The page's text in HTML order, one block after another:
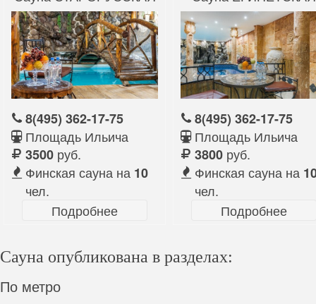
8(495) 362-17-75
Площадь Ильича
3500 руб.
Финская сауна на 10
чел.
Подробнее
8(495) 362-17-75
Площадь Ильича
3800 руб.
Финская сауна на
чел.
Подробнее
Сауна опубликована в разделах:
По метро